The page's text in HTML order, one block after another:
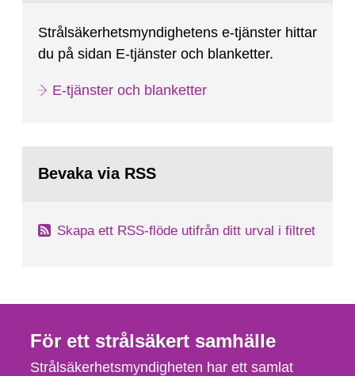
Strålsäkerhetsmyndighetens e-tjänster hittar
du på sidan E-tjänster och blanketter.
E-tjänster och blanketter
Bevaka via RSS
Skapa ett RSS-flöde utifrån ditt urval i filtret
För ett strålsäkert samhälle
Strålsäkerhetsmyndigheten har ett samlat